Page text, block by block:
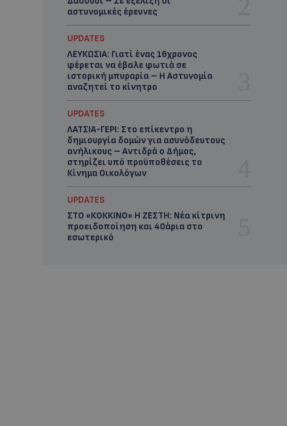
αστυνομικές έρευνες
UPDATES
ΛΕΥΚΩΣΙΑ: Γιατί ένας 16χρονος
φέρεται να έβαλε φωτιά σε
ιστορική μπυραρία – Η Αστυνομία
αναζητεί το κίνητρο
UPDATES
ΛΑΤΣΙΑ-ΓΕΡΙ: Στο επίκεντρο η
δημιουργία δομών για ασυνόδευτους
ανήλικους – Αντιδρά ο Δήμος,
στηρίζει υπό προϋποθέσεις το
Κίνημα Οικολόγων
UPDATES
ΣΤΟ «ΚΟΚΚΙΝΟ» Η ΖΕΣΤΗ: Νέα κίτρινη
προειδοποίηση και 40άρια στο
εσωτερικό